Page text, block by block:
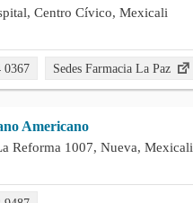
Centro Cívico, Mexicali
0367 Sedes Farmacia La Paz
Americano
Reforma 1007, Nueva, Mexicali